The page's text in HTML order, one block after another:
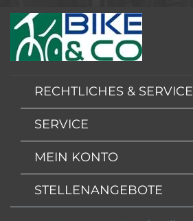
RECHTLICHES & SERVICE
SERVICE
MEIN KONTO
STELLENANGEBOTE